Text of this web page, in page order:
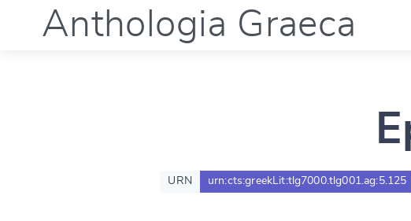
Anthologia Graeca
URN urn:cts:greekLit:tlg7000.tlg001.ag:5.125